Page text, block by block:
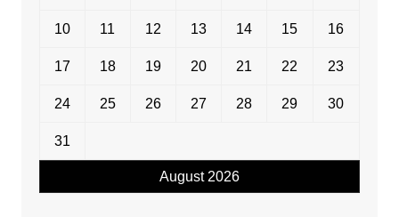
August 2026
10 11 12 13 14 15 16
17 18 19 20 21 22 23
24 25 26 27 28 29 30
31